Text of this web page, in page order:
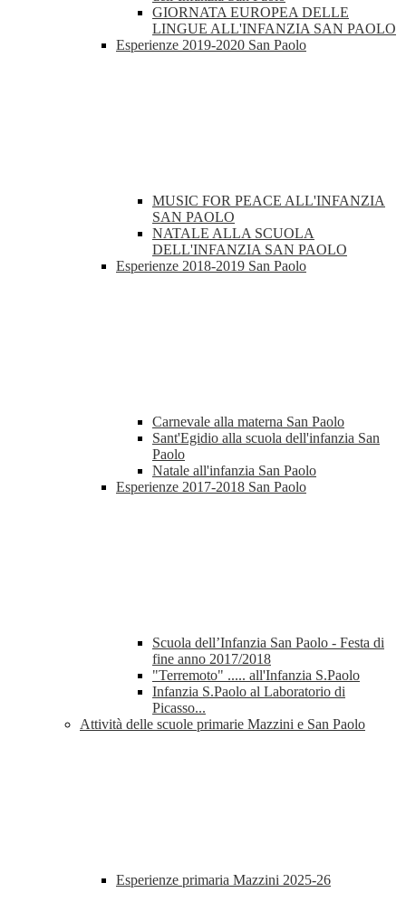
GIORNATA EUROPEA DELLE
LINGUE ALL'INFANZIA SAN PAOLO
Esperienze 2019-2020 San Paolo
MUSIC FOR PEACE ALL'INFANZIA
SAN PAOLO
NATALE ALLA SCUOLA
DELL'INFANZIA SAN PAOLO
Esperienze 2018-2019 San Paolo
Carnevale alla materna San Paolo
Sant'Egidio alla scuola dell'infanzia San
Paolo
Natale all'infanzia San Paolo
Esperienze 2017-2018 San Paolo
Scuola dell’Infanzia San Paolo - Festa di
fine anno 2017/2018
"Terremoto" ..... all'Infanzia S.Paolo
Infanzia S.Paolo al Laboratorio di
Picasso...
Attività delle scuole primarie Mazzini e San Paolo
Esperienze primaria Mazzini 2025-26